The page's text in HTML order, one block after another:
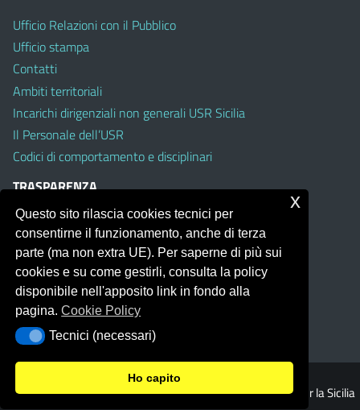
Ufficio Relazioni con il Pubblico
Ufficio stampa
Contatti
Ambiti territoriali
Incarichi dirigenziali non generali USR Sicilia
Il Personale dell’USR
Codici di comportamento e disciplinari
TRASPARENZA
Albo on line
Amministrazione Trasparente
Pubblici proclami
PTPCT per le Istituzioni scolastiche della Sicilia
Whistleblowing
Obiettivi di Accessibilità
© 2026 Ufficio Scolastico Regionale per la Sicilia
Questo sito rilascia cookies tecnici per
consentirne il funzionamento, anche di terza
parte (ma non extra UE). Per saperne di più sui
cookies e su come gestirli, consulta la policy
disponibile nell'apposito link in fondo alla
pagina.Cookie Policy
Tecnici (necessari)
Tecnici (necessari)
Ho capito
x